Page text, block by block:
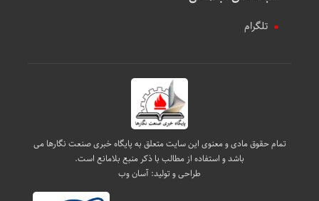
تلگرام
تمام حقوق مادی و معنوی این سایت متعلق به پایگاه خبری صنعت نگارها می
باشد و استفاده از مطالب با ذکر منبع بلامانع است.
طراحی و تولید:آسان وب